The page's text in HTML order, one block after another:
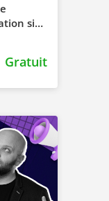
si
Gratuit